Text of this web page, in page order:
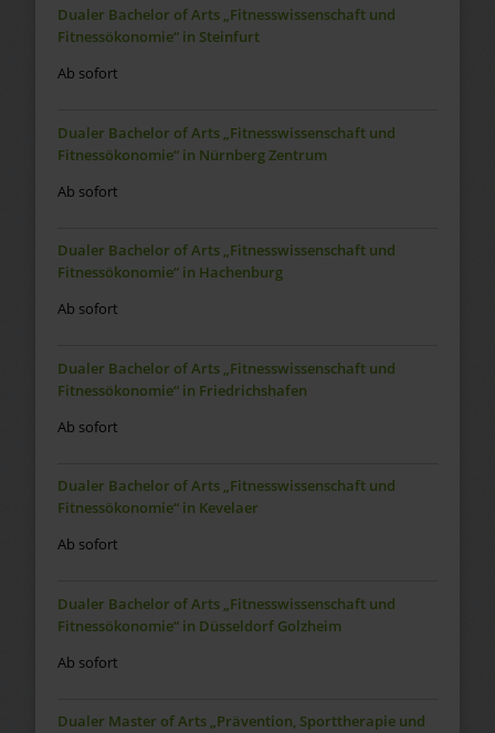
Dualer Bachelor of Arts „Fitnesswissenschaft und
Fitnessökonomie“ in Steinfurt
Ab sofort
Dualer Bachelor of Arts „Fitnesswissenschaft und
Fitnessökonomie“ in Nürnberg Zentrum
Ab sofort
Dualer Bachelor of Arts „Fitnesswissenschaft und
Fitnessökonomie“ in Hachenburg
Ab sofort
Dualer Bachelor of Arts „Fitnesswissenschaft und
Fitnessökonomie“ in Friedrichshafen
Ab sofort
Dualer Bachelor of Arts „Fitnesswissenschaft und
Fitnessökonomie“ in Kevelaer
Ab sofort
Dualer Bachelor of Arts „Fitnesswissenschaft und
Fitnessökonomie“ in Düsseldorf Golzheim
Ab sofort
Dualer Master of Arts „Prävention, Sporttherapie und